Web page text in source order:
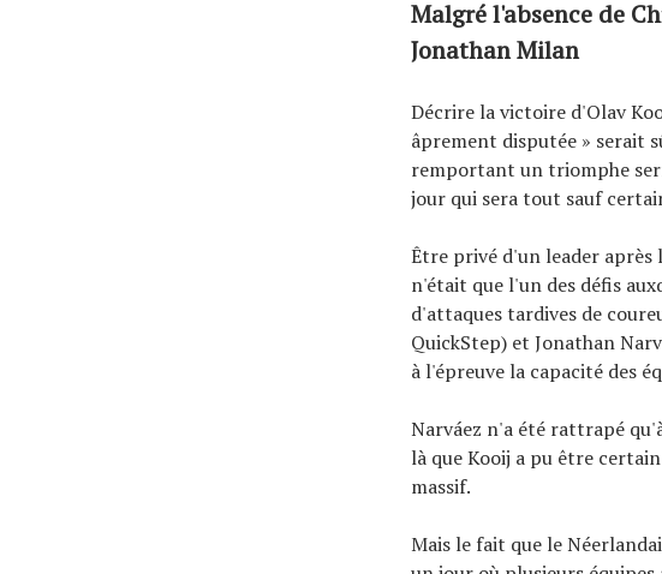
Malgré l'absence de
Jonathan Milan
Décrire la victoire d'Olav
âprement disputée » serait
remportant un triomphe
jour qui sera tout sauf
Être privé d'un leader
n'était que l'un des défis
d'attaques tardives de
QuickStep) et Jonathan
à l'épreuve la capacité des
Narváez n'a été rattrapé
là que Kooij a pu être
massif.
Mais le fait que le